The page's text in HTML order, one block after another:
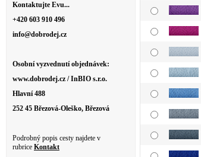
Kontaktujte Evu...
+420 603 910 496
info@dobrodej.cz
Osobní vyzvednutí objednávek:
www.dobrodej.cz / InBIO s.r.o.
Hlavní 488
252 45 Březová-Oleško, Březová
Podrobný popis cesty najdete v
rubrice Kontakt